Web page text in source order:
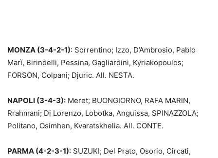
MONZA (3-4-2-1): Sorrentino; Izzo, D’Ambrosio, Pablo
Marì, Birindelli, Pessina, Gagliardini, Kyriakopoulos;
FORSON, Colpani; Djuric. All. NESTA.
NAPOLI (3-4-3): Meret; BUONGIORNO, RAFA MARIN,
Rrahmani; Di Lorenzo, Lobotka, Anguissa, SPINAZZOLA;
Politano, Osimhen, Kvaratskhelia. All. CONTE.
PARMA (4-2-3-1): SUZUKI; Del Prato, Osorio, Circati,